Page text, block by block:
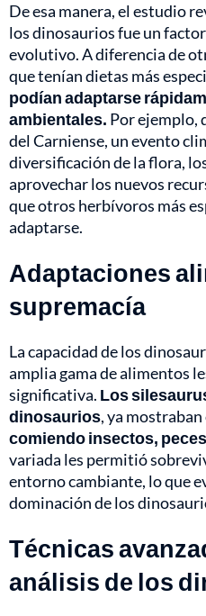
De esa manera, el estudio
los dinosaurios fue un
evolutivo. A diferencia de
que tenían dietas más
podían adaptarse
ambientales. Por ejemplo,
del Carniense, un evento
diversificación de la flora,
aprovechar los nuevos
que otros herbívoros más
adaptarse.
Adaptaciones
supremacía
La capacidad de los
amplia gama de alimentos
significativa. Los
dinosaurios, ya
comiendo insectos,
variada les permitió
entorno cambiante, lo que
dominación de los
Técnicas
análisis de los